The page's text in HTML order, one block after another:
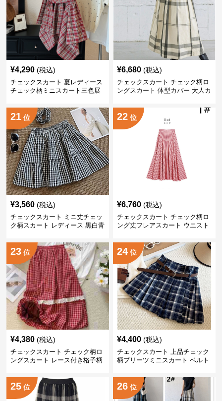
¥4,290 (税込)
チェックスカート 夏レディース
チェック柄ミニスカート三色展
¥6,680 (税込)
チェックスカート チェック柄ロ
ングスカート 体型カバー 大人カ
21 位
¥3,560 (税込)
チェックスカート ミニ丈チェッ
ク柄スカート レディース 黒白青
22 位
¥6,760 (税込)
チェックスカート チェック柄ロ
ング丈フレアスカート ウエスト
23 位
¥4,380 (税込)
チェックスカート チェック柄ロ
ングスカート レース付き格子柄
24 位
¥4,400 (税込)
チェックスカート 上品チェック
柄プリーツミニスカート ベルト
25 位 26 位